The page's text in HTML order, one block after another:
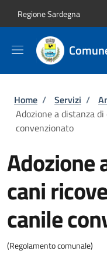
Regione Sardegna
Briciole di
Home / Servizi /
Adozione a distanza
convenzionato
Adozione
cani
canile
(Regolamento comunale)